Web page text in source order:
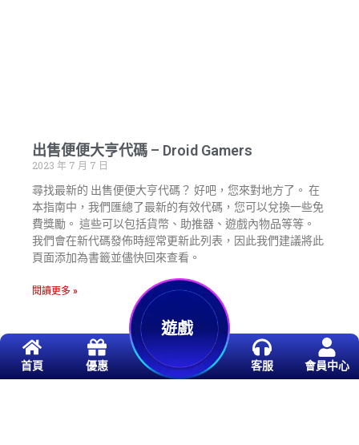
出售便便大亨代碼 – Droid Gamers
2023 年 7 月 7 日
尋找最新的 出售便便大亨代碼？ 好吧，您來對地方了。 在
本指南中，我們匯總了最新的有效代碼，您可以兌換一些免
費獎勵。 這些可以包括貨幣、助推器、遊戲內物品等等。
我們會在新代碼發佈時經常更新此列表，因此我們建議將此
頁面添加為書籤並儘快回來查看。
閱讀更多 »
首頁 優惠
遊戲
客服 會員中心